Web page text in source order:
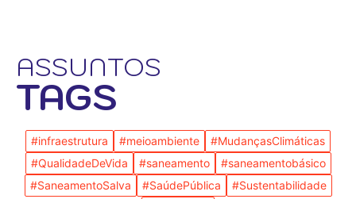
ASSUNTOS
TAGS
#infraestrutura #meioambiente
#MudançasClimáticas
#QualidadeDeVida
#saneamento
#saneamentobásico
#SaneamentoSalva
#SaúdePública
#Sustentabilidade